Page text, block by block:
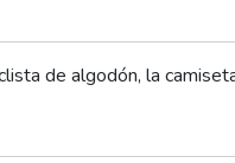
de algodón, la